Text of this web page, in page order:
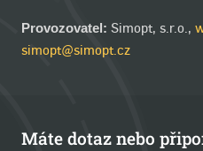
Provozovatel: Simopt, s.r.o.,
simopt@simopt.cz
Máte dotaz nebo